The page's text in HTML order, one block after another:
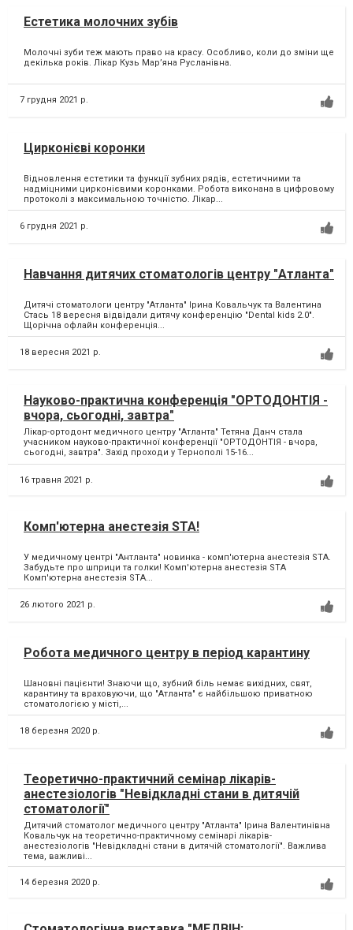
Естетика молочних зубів
Молочні зуби теж мають право на красу. Особливо, коли до зміни ще
декілька років. Лікар Кузь Мар’яна Русланівна.
7 грудня 2021 р.
Цирконієві коронки
Відновлення естетики та функції зубних рядів, естетичними та
надміцними цирконієвими коронками. Робота виконана в цифровому
протоколі з максимальною точністю. Лікар...
6 грудня 2021 р.
Навчання дитячих стоматологів центру "Атланта"
Дитячі стоматологи центру "Атланта" Ірина Ковальчук та Валентина
Стась 18 вересня відвідали дитячу конференцію "Dental kids 2.0".
Щорічна офлайн конференція...
18 вересня 2021 р.
Науково-практична конференція "ОРТОДОНТІЯ -
вчора, сьогодні, завтра"
Лікар-ортодонт медичного центру "Атланта" Тетяна Данч стала
учасником науково-практичної конференції "ОРТОДОНТІЯ - вчора,
сьогодні, завтра". Захід проходи у Тернополі 15-16...
16 травня 2021 р.
Комп'ютерна анестезія STA!
У медичному центрі "Антланта" новинка - комп'ютерна анестезія STA.
Забудьте про шприци та голки! Комп'ютерна анестезія STA
Комп'ютерна анестезія STA...
26 лютого 2021 р.
Робота медичного центру в період карантину
Шановні пацієнти! Знаючи що, зубний біль немає вихідних, свят,
карантину та враховуючи, що "Атланта" є найбільшою приватною
стоматологією у місті,...
18 березня 2020 р.
Теоретично-практичний семінар лікарів-
анестезіологів "Невідкладні стани в дитячій
стоматології"
Дитячий стоматолог медичного центру "Атланта" Ірина Валентинівна
Ковальчук на теоретично-практичному семінарі лікарів-
анестезіологів "Невідкладні стани в дитячій стоматології". Важлива
тема, важливі...
14 березня 2020 р.